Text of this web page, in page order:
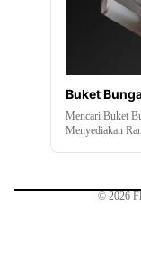
Buket
Mencari Buket
Menyediakan
© 2026
Contact
Refund